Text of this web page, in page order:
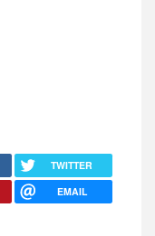
TWITTER
EMAIL